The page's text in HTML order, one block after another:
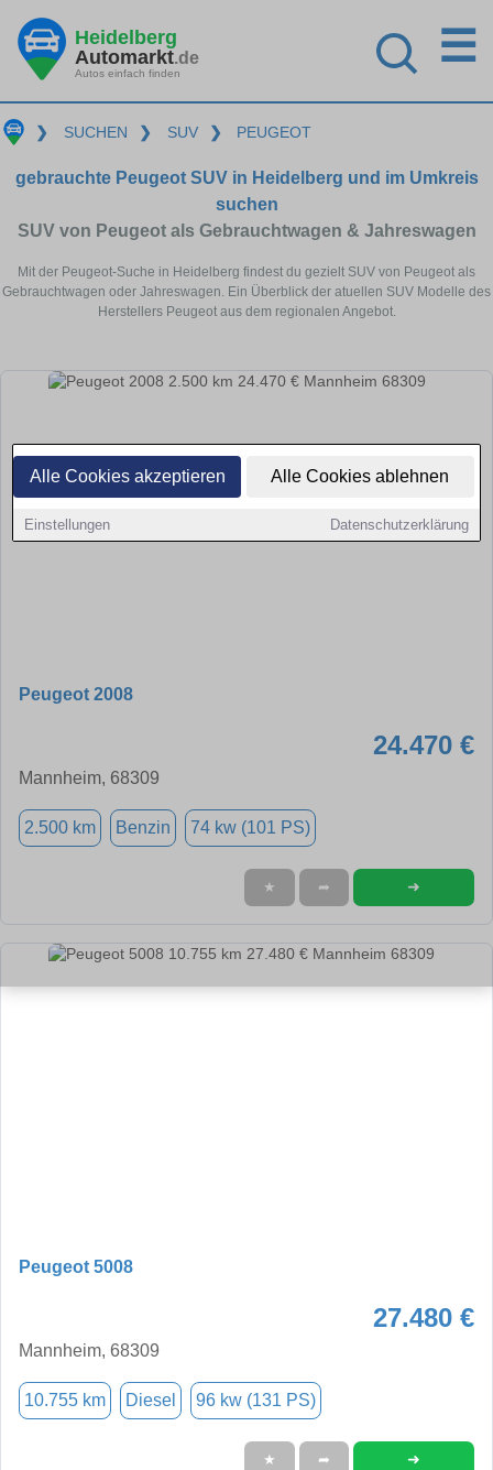
Alle Cookies akzeptieren Alle Cookies ablehnen
Einstellungen Datenschutzerklärung
Heidelberg
Automarkt.de
Autos einfach finden
☰
❯ SUCHEN ❯ SUV ❯ PEUGEOT
gebrauchte Peugeot SUV in Heidelberg und im Umkreis
suchen
SUV von Peugeot als Gebrauchtwagen & Jahreswagen
Mit der Peugeot-Suche in Heidelberg findest du gezielt SUV von Peugeot als
Gebrauchtwagen oder Jahreswagen. Ein Überblick der atuellen SUV Modelle des
Herstellers Peugeot aus dem regionalen Angebot.
Peugeot 2008
24.470 €
Mannheim, 68309
2.500 km Benzin 74 kw (101 PS)
★ ➦ ➜
Peugeot 5008
27.480 €
Mannheim, 68309
10.755 km Diesel 96 kw (131 PS)
★ ➦ ➜